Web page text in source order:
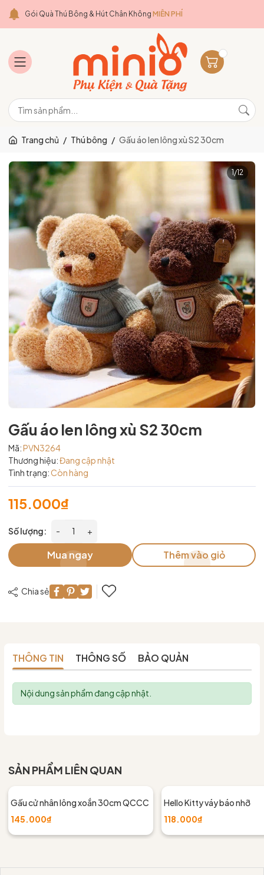
Gói Quà Thú Bông & Hút Chân Không MIỄN PHÍ
Trang chủ / Thú bông / Gấu áo len lông xù S2 30cm
1/12
Gấu áo len lông xù S2 30cm
Mã:PVN3264
Thương hiệu:Đang cập nhật
Tình trạng:Còn hàng
115.000₫
Số lượng: - +
Mua ngay Thêm vào giỏ
Chia sẻ
THÔNG TIN THÔNG SỐ BẢO QUẢN
Nội dung sản phẩm đang cập nhật.
SẢN PHẨM LIÊN QUAN
Gấu cử nhân lông xoắn 30cm QCCC
145.000₫
Hello Kitty váy báo nhỡ
118.000₫